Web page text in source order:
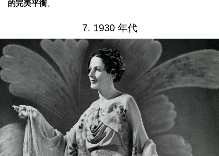
的完美平衡。
7. 1930 年代